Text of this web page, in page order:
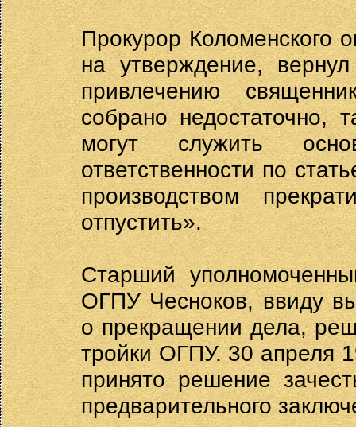
Прокурор Коломенского
на утверждение,
привлечению
собрано недостаточно,
могут служить
ответственности по
производством
отпустить».
Старший
ОГПУ Чесноков, ввиду
о прекращении дела,
тройки ОГПУ. 30 апреля
принято решение
предварительного